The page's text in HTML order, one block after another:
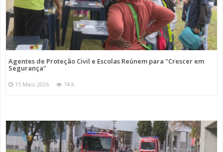
Agentes de Proteção Civil e Escolas Reúnem para "Crescer em
Segurança"
15 Maio 2026 74 K